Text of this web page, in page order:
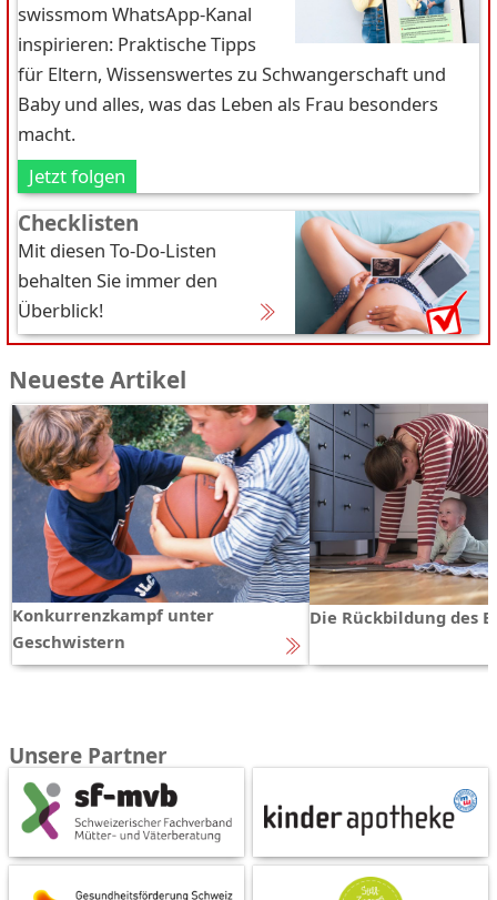
swissmom WhatsApp-Kanal
inspirieren: Praktische Tipps
für Eltern, Wissenswertes zu Schwangerschaft und
Baby und alles, was das Leben als Frau besonders
macht.
Jetzt folgen
Checklisten
Mit diesen To-Do-Listen
behalten Sie immer den
Überblick!
Neueste Artikel
Konkurrenzkampf unter
Geschwistern
Die Rückbildung des
Unsere Partner